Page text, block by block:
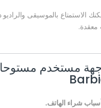
الاستمتاع بالموسيقى
معقدة.
مستخدم
شراء الهاتف.